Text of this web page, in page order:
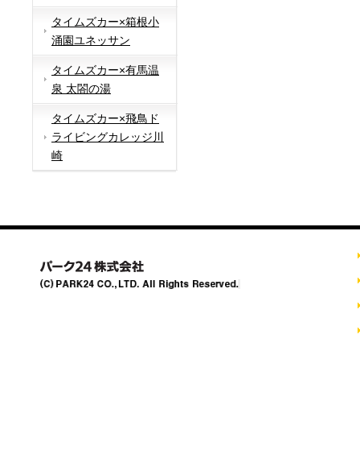
タイムズカー×箱根小
涌園ユネッサン
タイムズカー×有馬温
泉 太閤の湯
タイムズカー×飛鳥ド
ライビングカレッジ川
崎